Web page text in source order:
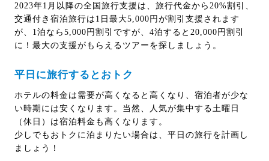
2023年1月以降の全国旅行支援は、旅行代金から20%割引、
交通付き宿泊旅行は1日最大5,000円が割引支援されます
が、1泊なら5,000円割引ですが、4泊すると20,000円割引
に！最大の支援がもらえるツアーを探しましょう。
平日に旅行するとおトク
ホテルの料金は需要が高くなると高くなり、宿泊者が少な
い時期には安くなります。当然、人気が集中する土曜日
（休日）は宿泊料金も高くなります。
少しでもおトクに泊まりたい場合は、平日の旅行を計画し
ましょう！